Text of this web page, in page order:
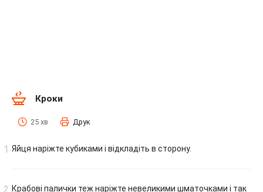
Кроки
25 хв Друк
Яйця наріжте кубиками і відкладіть в сторону.
Крабові палички теж наріжте невеликими шматочками і так